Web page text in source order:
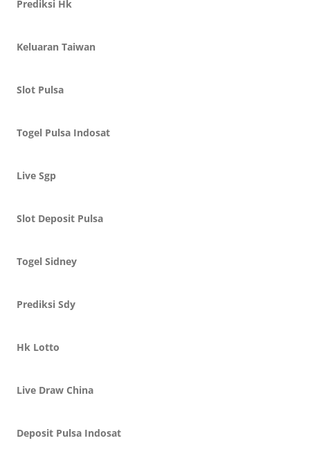
Prediksi Hk
Keluaran Taiwan
Slot Pulsa
Togel Pulsa Indosat
Live Sgp
Slot Deposit Pulsa
Togel Sidney
Prediksi Sdy
Hk Lotto
Live Draw China
Deposit Pulsa Indosat